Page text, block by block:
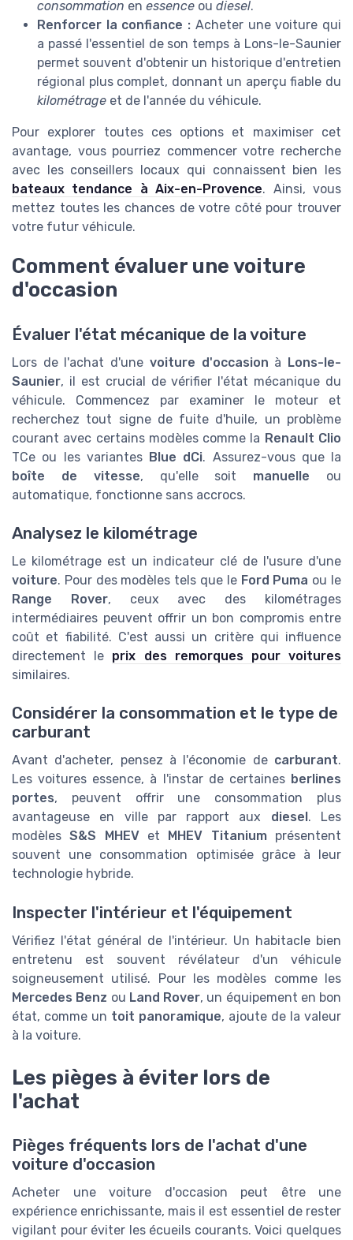
consommation en essence ou diesel.
Renforcer la confiance : Acheter une voiture qui
a passé l'essentiel de son temps à Lons-le-Saunier
permet souvent d'obtenir un historique d'entretien
régional plus complet, donnant un aperçu fiable du
kilométrage et de l'année du véhicule.
Pour explorer toutes ces options et maximiser cet
avantage, vous pourriez commencer votre recherche
avec les conseillers locaux qui connaissent bien les
bateaux tendance à Aix-en-Provence. Ainsi, vous
mettez toutes les chances de votre côté pour trouver
votre futur véhicule.
Comment évaluer une voiture
d'occasion
Évaluer l'état mécanique de la voiture
Lors de l'achat d'une voiture d'occasion à Lons-le-
Saunier, il est crucial de vérifier l'état mécanique du
véhicule. Commencez par examiner le moteur et
recherchez tout signe de fuite d'huile, un problème
courant avec certains modèles comme la Renault Clio
TCe ou les variantes Blue dCi. Assurez-vous que la
boîte de vitesse, qu'elle soit manuelle ou
automatique, fonctionne sans accrocs.
Analysez le kilométrage
Le kilométrage est un indicateur clé de l'usure d'une
voiture. Pour des modèles tels que le Ford Puma ou le
Range Rover, ceux avec des kilométrages
intermédiaires peuvent offrir un bon compromis entre
coût et fiabilité. C'est aussi un critère qui influence
directement le prix des remorques pour voitures
similaires.
Considérer la consommation et le type de
carburant
Avant d'acheter, pensez à l'économie de carburant.
Les voitures essence, à l'instar de certaines berlines
portes, peuvent offrir une consommation plus
avantageuse en ville par rapport aux diesel . Les
modèlesS&S MHEVet MHEV Titaniumprésentent
souvent une consommation optimisée grâce à leur
technologie hybride.
Inspecter l'intérieur et l'équipement
Vérifiez l'état général de l'intérieur. Un habitacle bien
entretenu est souvent révélateur d'un véhicule
soigneusement utilisé. Pour les modèles comme les
Mercedes Benz ou Land Rover, un équipement en bon
état, comme un toit panoramique, ajoute de la valeur
à la voiture.
Les pièges à éviter lors de
l'achat
Pièges fréquents lors de l'achat d'une
voiture d'occasion
Acheter une voiture d'occasion peut être une
expérience enrichissante, mais il est essentiel de rester
vigilant pour éviter les écueils courants. Voici quelques